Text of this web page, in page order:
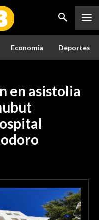
Economía Deportes
en asistolia